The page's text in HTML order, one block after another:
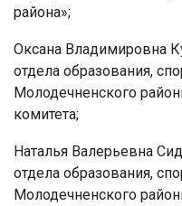
района»;
Оксана Владимировна
отдела образования,
Молодечненского
комитета;
Наталья Валерьевна
отдела образования,
Молодечненского